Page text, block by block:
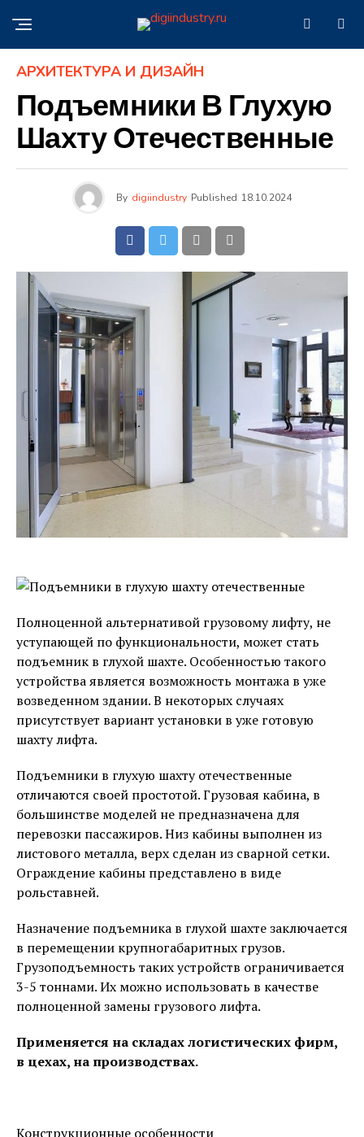
АРХИТЕКТУРА И ДИЗАЙН
Подъемники В Глухую
Шахту Отечественные
By digiindustry Published 18.10.2024
Полноценной альтернативой грузовому лифту, не
уступающей по функциональности, может стать
подъемник в глухой шахте. Особенностью такого
устройства является возможность монтажа в уже
возведенном здании. В некоторых случаях
присутствует вариант установки в уже готовую
шахту лифта.
Подъемники в глухую шахту отечественные
отличаются своей простотой. Грузовая кабина, в
большинстве моделей не предназначена для
перевозки пассажиров. Низ кабины выполнен из
листового металла, верх сделан из сварной сетки.
Ограждение кабины представлено в виде
рольставней.
Назначение подъемника в глухой шахте заключается
в перемещении крупногабаритных грузов.
Грузоподъемность таких устройств ограничивается
3-5 тоннами. Их можно использовать в качестве
полноценной замены грузового лифта.
Применяется на складах логистических фирм,
в цехах, на производствах.
Конструкционные особенности